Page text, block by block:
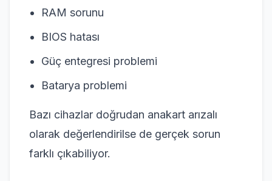
RAM sorunu
BIOS hatası
Güç entegresi problemi
Batarya problemi
Bazı cihazlar doğrudan anakart arızalı
olarak değerlendirilse de gerçek sorun
farklı çıkabiliyor.